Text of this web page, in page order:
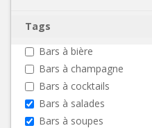
Tags
Bars à bière
Bars à champagne
Bars à cocktails
Bars à salades
Bars à soupes